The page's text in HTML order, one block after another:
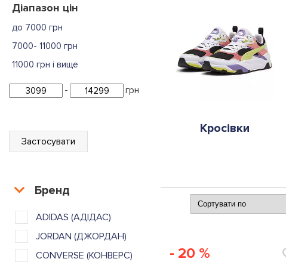
Діапазон цін
до 7000 грн
7000- 11000 грн
11000 грн і вище
- грн
Застосувати
Бренд
ADIDAS (АДІДАС)
JORDAN (ДЖОРДАН)
CONVERSE (КОНВЕРС)
Кросівки
- 20 %